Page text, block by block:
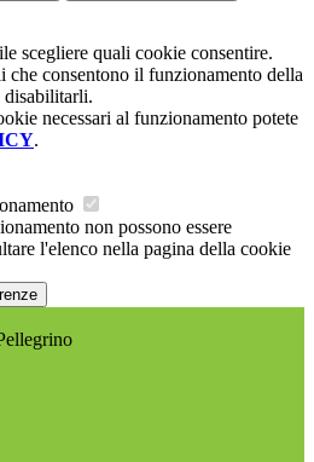
scegliere quali cookie consentire.
che consentono il funzionamento della
disabilitarli.
necessari al funzionamento potete
.
non possono essere
l'elenco nella pagina della cookie